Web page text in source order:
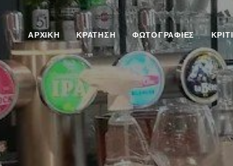
ΑΡΧΙΚΉ ΚΡΆΤΗΣΗ ΦΩΤΟΓΡΑΦΊΕΣ